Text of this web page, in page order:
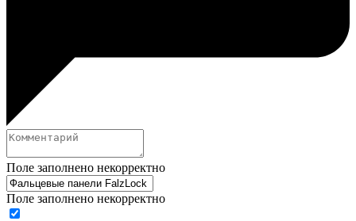
Поле заполнено некорректно
Поле заполнено некорректно